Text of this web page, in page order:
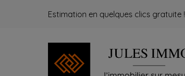
Estimation en quelques clics gratuite !